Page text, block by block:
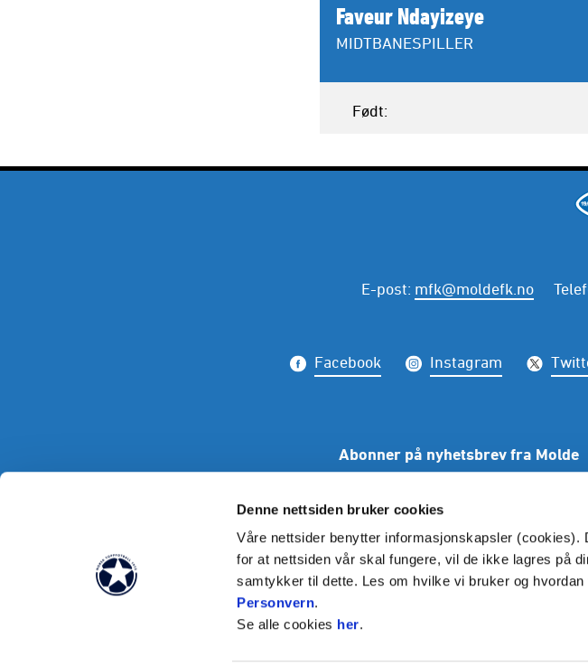
Denne nettsiden bruker cookies
Våre nettsider benytter informasjonskapsler (cookies).
for at nettsiden vår skal fungere, vil de ikke lagres på
samtykker til dette. Les om hvilke vi bruker og
Personvern.
Se alle cookies her.
Faveur Ndayizeye
MIDTBANESPILLER
Født
E-post: mfk@moldefk.no
Facebook Instagram
Abonner på nyhetsbrev fra Molde